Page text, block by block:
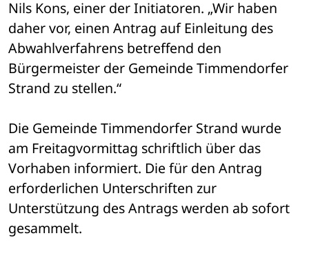
Nils Kons, einer der Initiatoren. „Wir haben
daher vor, einen Antrag auf Einleitung des
Abwahlverfahrens betreffend den
Bürgermeister der Gemeinde Timmendorfer
Strand zu stellen.“
Die Gemeinde Timmendorfer Strand wurde
am Freitagvormittag schriftlich über das
Vorhaben informiert. Die für den Antrag
erforderlichen Unterschriften zur
Unterstützung des Antrags werden ab sofort
gesammelt.